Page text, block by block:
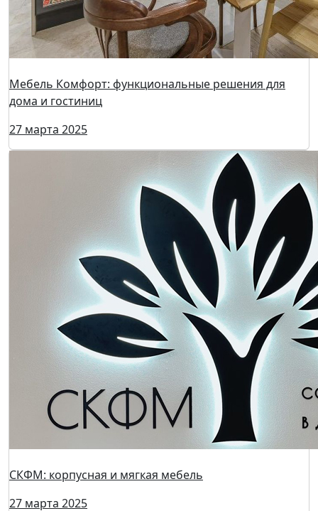
28 марта 2025
Мебель Комфорт: функциональные решения для
дома и гостиниц
27 марта 2025